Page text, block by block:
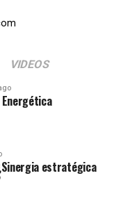
VIDEOS
estratégica